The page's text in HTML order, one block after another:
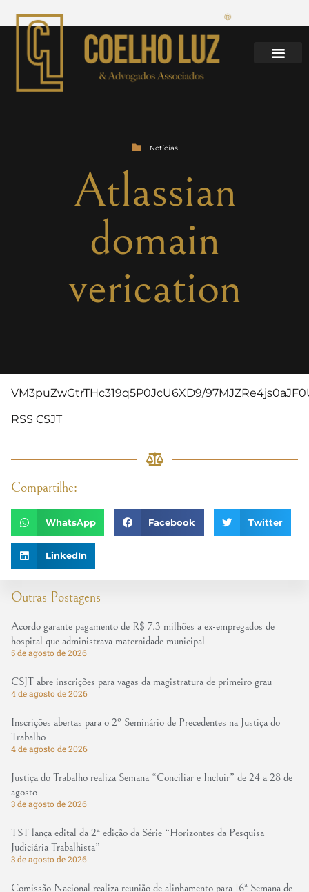
Notícias
Atlassian
domain
verication
Outras Postagens
Acordo garante pagamento de R$ 7,3 milhões a ex-empregados de
hospital que administrava maternidade municipal
5 de agosto de 2026
CSJT abre inscrições para vagas da magistratura de primeiro grau
4 de agosto de 2026
Inscrições abertas para o 2º Seminário de Precedentes na Justiça do
Trabalho
4 de agosto de 2026
Justiça do Trabalho realiza Semana “Conciliar e Incluir” de 24 a 28 de
agosto
3 de agosto de 2026
TST lança edital da 2ª edição da Série “Horizontes da Pesquisa
Judiciária Trabalhista”
3 de agosto de 2026
Comissão Nacional realiza reunião de alinhamento para 16ª Semana de
VM3puZwGtrTHc319q5P0JcU6XD9/
RSS CSJT
Compartilhe:
WhatsApp Facebook Twitter
LinkedIn